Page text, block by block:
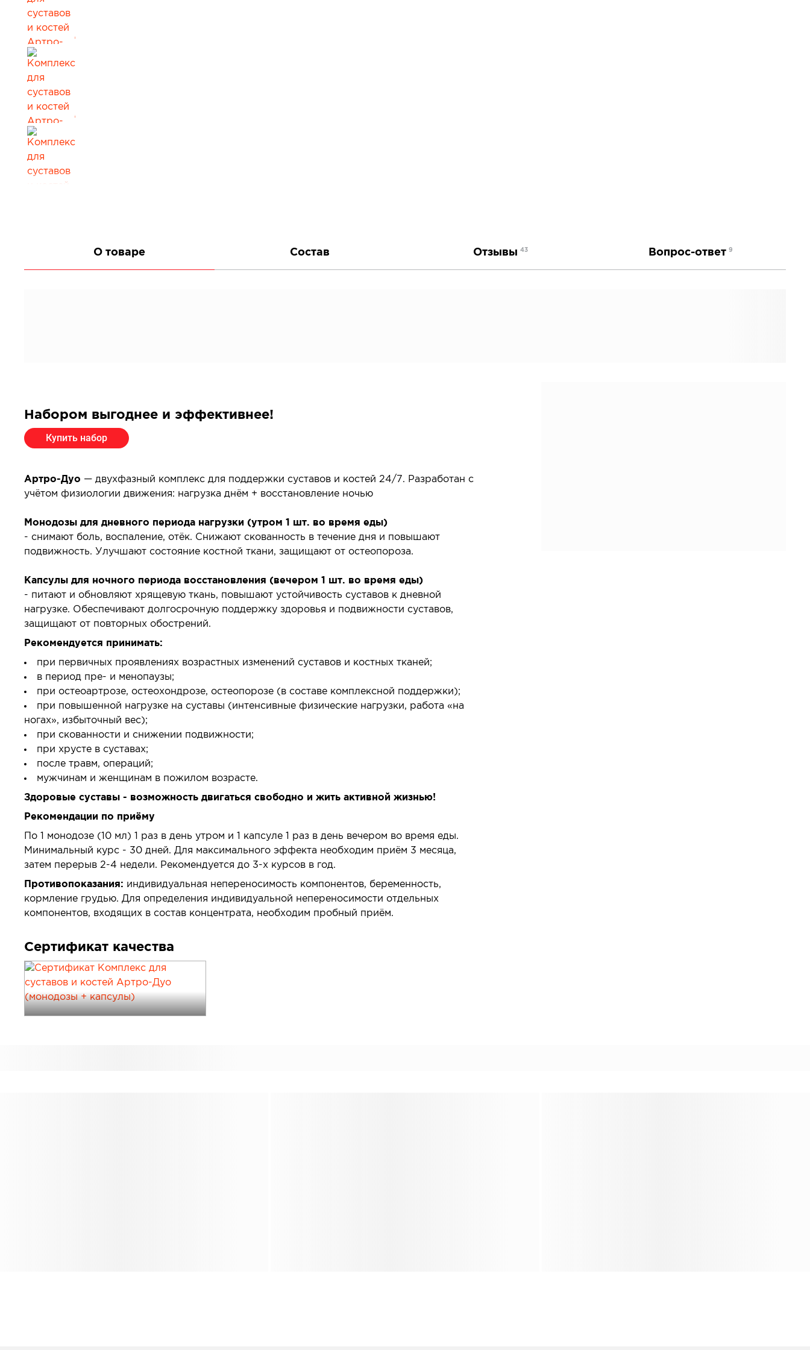
Все товары в категории
О товаре Состав Отзывы 43 Вопрос-ответ 9
Набором выгоднее и эффективнее!
Купить набор
Артро-Дуо — двухфазный комплекс для поддержки суставов и костей 24/7. Разработан с
учётом физиологии движения: нагрузка днём + восстановление ночью
Монодозы для дневного периода нагрузки (утром 1 шт. во время еды)
- снимают боль, воспаление, отёк. Снижают скованность в течение дня и повышают
подвижность. Улучшают состояние костной ткани, защищают от остеопороза.
Капсулы для ночного периода восстановления (вечером 1 шт. во время еды)
- питают и обновляют хрящевую ткань, повышают устойчивость суставов к дневной
нагрузке. Обеспечивают долгосрочную поддержку здоровья и подвижности суставов,
защищают от повторных обострений.
Рекомендуется принимать:
при первичных проявлениях возрастных изменений суставов и костных тканей;
в период пре- и менопаузы;
при остеоартрозе, остеохондрозе, остеопорозе (в составе комплексной поддержки);
при повышенной нагрузке на суставы (интенсивные физические нагрузки, работа «на
ногах», избыточный вес);
при скованности и снижении подвижности;
при хрусте в суставах;
после травм, операций;
мужчинам и женщинам в пожилом возрасте.
Здоровые суставы - возможность двигаться свободно и жить активной жизнью!
Рекомендации по приёму
По 1 монодозе (10 мл) 1 раз в день утром и 1 капсуле 1 раз в день вечером во время еды.
Минимальный курс - 30 дней. Для максимального эффекта необходим приём 3 месяца,
затем перерыв 2-4 недели. Рекомендуется до 3-х курсов в год.
Противопоказания: индивидуальная непереносимость компонентов, беременность,
кормление грудью. Для определения индивидуальной непереносимости отдельных
компонентов, входящих в состав концентрата, необходим пробный приём.
Сертификат качества